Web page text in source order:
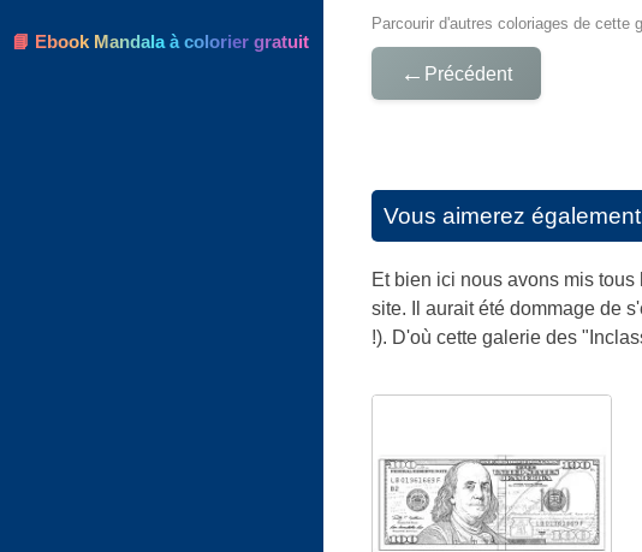
Parcourir d'autres coloriages de cette
← Précédent
Vous aimerez
Et bien ici nous avons mis
site. Il aurait été dommage de
!). D'où cette galerie des
📘 Ebook Mandala à colorier gratuit